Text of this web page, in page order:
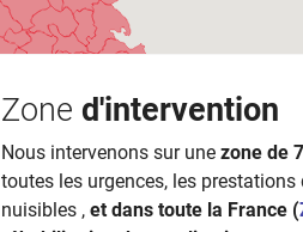
Zone d'intervention
Nous intervenons sur une zone de
toutes les urgences, les
nuisibles , et dans toute la France (